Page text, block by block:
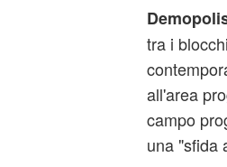
tra i
all'area
campo
una "sfida